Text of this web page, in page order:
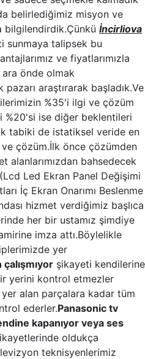
belirlediğimiz misyon ve
bilgilendirdik.Çünkü İncirliova
sunmaya talipsek bu
ve fiyatlarımızla
ara önde olmak
araştırarak başladık.Ve
%35'i ilgi ve çözüm
%20'si ise diğer beklentileri
tabiki de istatiksel veride en
çözüm.İlk önce çözümden
alanlarımızdan bahsedecek
Led Ekran Panel Değişimi
İç Ekran Onarımı Beslenme
hizmet verdiğimiz başlıca
her bir ustamız şimdiye
imza attı.Böylelikle
yer
şikayeti kendilerine
yerini kontrol etmezler
alan parçalara kadar tüm
ederler.Panasonic tv
kapanıyor veya ses
oldukça
teknisyenlerimiz